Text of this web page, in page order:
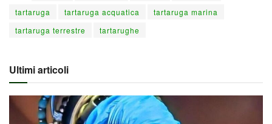
tartaruga
tartaruga acquatica
tartaruga marina
tartaruga terrestre
tartarughe
Ultimi articoli